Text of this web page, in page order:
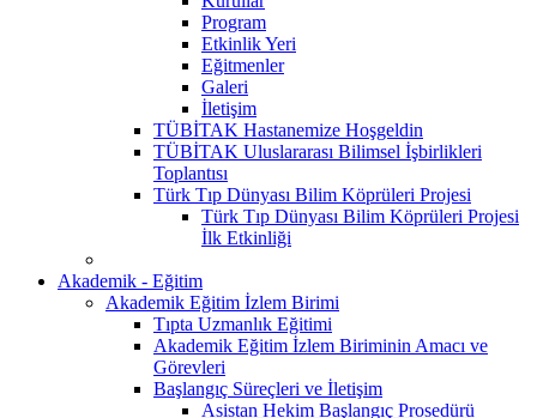
Program
Etkinlik Yeri
Eğitmenler
Galeri
İletişim
TÜBİTAK Hastanemize Hoşgeldin
TÜBİTAK Uluslararası Bilimsel İşbirlikleri
Toplantısı
Türk Tıp Dünyası Bilim Köprüleri Projesi
Türk Tıp Dünyası Bilim Köprüleri Projesi
İlk Etkinliği
Akademik - Eğitim
Akademik Eğitim İzlem Birimi
Tıpta Uzmanlık Eğitimi
Akademik Eğitim İzlem Biriminin Amacı ve
Görevleri
Başlangıç Süreçleri ve İletişim
Asistan Hekim Başlangıç Prosedürü